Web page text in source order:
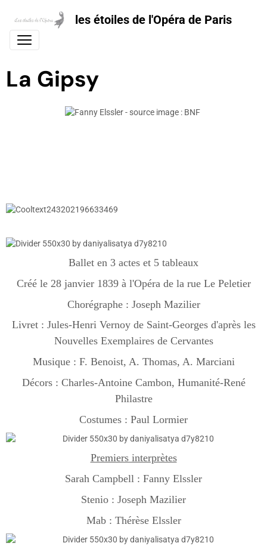
les étoiles de l'Opéra de Paris
La Gipsy
Ballet en 3 actes et 5 tableaux
Créé le 28 janvier 1839 à l'Opéra de la rue Le Peletier
Chorégraphe : Joseph Mazilier
Livret : Jules-Henri Vernoy de Saint-Georges d'après les
Nouvelles Exemplaires de Cervantes
Musique : F. Benoist, A. Thomas, A. Marciani
Décors : Charles-Antoine Cambon, Humanité-René
Philastre
Costumes : Paul Lormier
Premiers interprètes
Sarah Campbell : Fanny Elssler
Stenio : Joseph Mazilier
Mab : Thérèse Elssler